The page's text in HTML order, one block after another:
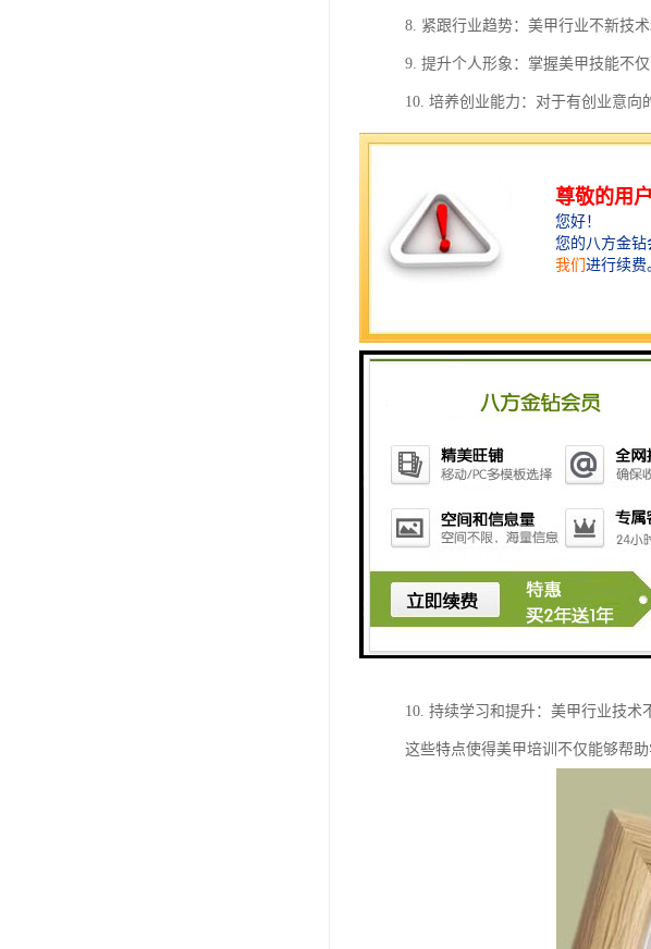
8. 紧跟行业趋势：美甲行业不新技
9. 提升个人形象：掌握美甲技能不
10. 培养创业能力：对于有创业意
业。
美甲培训的特点主要体现在以下几个
1. 实践性强：美甲培训注重实际操
2. 技术更新快：美甲行业时尚潮流
3. 个性化教学：由于每个学员的基
4. 工具和材料多样：美甲培训涉及
5. 卫生和安全要求高：美甲操作需
职业素养。
6. 创意设计能力培养：美甲不仅仅
7. 证书和资质：正规的美甲培训通
8. 就业和创业支持：许多美甲培训
9. 国际化和多样化：随着化的发展
10. 持续学习和提升：美甲行业技术
这些特点使得美甲培训不仅能够帮